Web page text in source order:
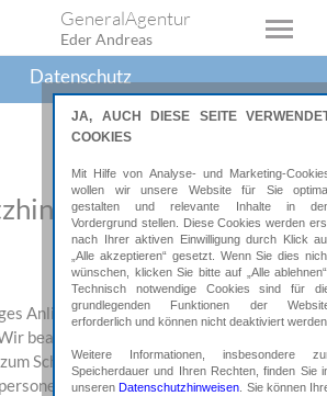
GeneralAgentur
Eder Andreas
Datenschutz
MeGA
Anliegen Ihre personenbezogenen
beachten deshalb die anwendbaren
Schutz, rechtmäßigem Umgang und
Daten sowie zur
JA, AUCH DIESE SEITE
COOKIES
Mit Hilfe von Analyse- und Marketing-
wollen wir unsere Website für Sie
gestalten und relevante Inhalte in
Vordergrund stellen. Diese Cookies werden
nach Ihrer aktiven Einwilligung durch Klick
„Alle akzeptieren“ gesetzt. Wenn Sie dies
wünschen, klicken Sie bitte auf „Alle
Technisch notwendige Cookies sind für
grundlegenden Funktionen der
erforderlich und können nicht deaktiviert
Weitere Informationen, insbesondere
Speicherdauer und Ihren Rechten, finden Sie
unserenDatenschutzhinweisen . Sie können